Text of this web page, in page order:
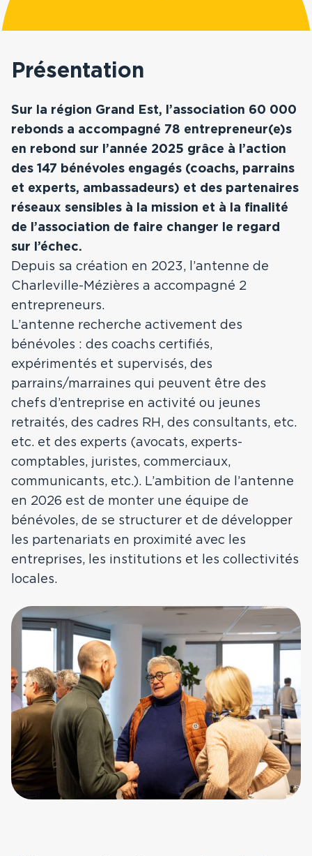
Résilience
FAQ
Contact
Hauts-de-France
La Réunion
Nouvelle Aquitaine
Occitanie
Sud
Ile-de-France,
Normandie
Bourgogne Franche-
Comté
Toutes nos régions
Présentation
Sur la région Grand Est, l’association 60 000
rebonds a accompagné 78 entrepreneur(e)s
en rebond sur l’année 2025 grâce à l’action
des 147 bénévoles engagés (coachs, parrains
et experts, ambassadeurs) et des partenaires
réseaux sensibles à la mission et à la finalité
de l’association de faire changer le regard
sur l’échec.
Depuis sa création en 2023, l’antenne de
Charleville-Mézières a accompagné 2
entrepreneurs.
L’antenne recherche activement des
bénévoles : des coachs certifiés,
expérimentés et supervisés, des
parrains/marraines qui peuvent être des
chefs d’entreprise en activité ou jeunes
retraités, des cadres RH, des consultants, etc.
etc. et des experts (avocats, experts-
comptables, juristes, commerciaux,
communicants, etc.). L’ambition de l’antenne
en 2026 est de monter une équipe de
bénévoles, de se structurer et de développer
les partenariats en proximité avec les
entreprises, les institutions et les collectivités
locales.